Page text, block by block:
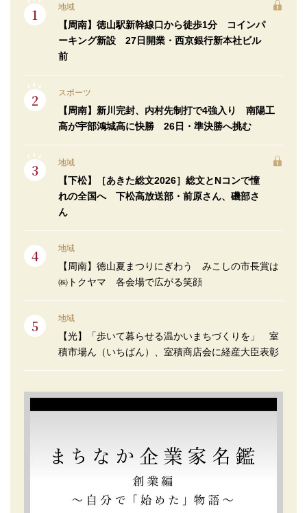
地域
【周南】徳山駅新幹線口から徒歩1分 コインパ
ーキング新設 27日開業・西京銀行新本社ビル
前
スポーツ
【周南】新川完封、内村先制打で4強入り 南陽工
高が宇部鴻城高に快勝 26日・準決勝へ挑む
地域
【下松】［あきた総文2026］総文とNコンで憧
れの全国へ 下松高放送部・前原さん、磯部さ
ん
地域
【周南】徳山夏まつりにぎわう みこしの市長賞は
㈱トクヤマ 各会場で広がる笑顔
地域
【光】「歩いて暮らせる温かいまちづくりを」 室
積市場ん（いちばん）、室積商店会に経産大臣表彰